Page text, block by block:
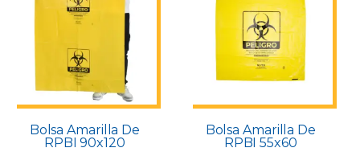
Bolsa Amarilla De
RPBI 90x120
Bolsa Amarilla De
RPBI 55x60